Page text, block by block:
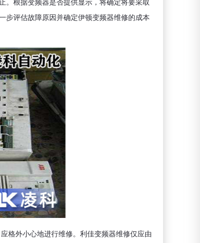
步评估故障原因并确定伊顿变频器维修的成本
格外小心地进行维修。利佳变频器维修仅应由